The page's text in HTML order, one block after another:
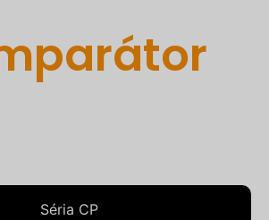
Séria CP